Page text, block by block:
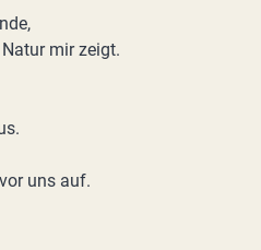
mir zeigt.
uns auf.